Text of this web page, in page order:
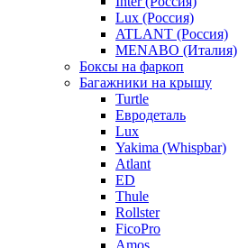
Lux (Россия)
ATLANT (Россия)
MENABO (Италия)
Боксы на фаркоп
Багажники на крышу
Turtle
Евродеталь
Lux
Yakima (Whispbar)
Atlant
ED
Thule
Rollster
FicoPro
Amos